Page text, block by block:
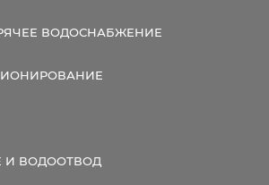
ВОДОСНАБЖЕНИЕ
И ВОДООТВОД